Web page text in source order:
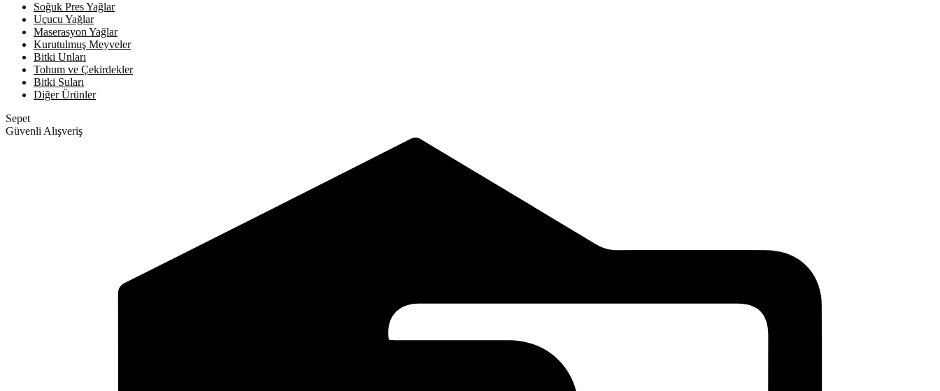
Soğuk Pres Yağlar
Uçucu Yağlar
Maserasyon Yağlar
Kurutulmuş Meyveler
Bitki Unları
Tohum ve Çekirdekler
Bitki Suları
Diğer Ürünler
Sepet
Güvenli Alışveriş